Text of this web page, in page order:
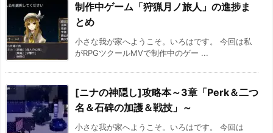
制作中ゲーム「狩猟月ノ旅人」の進捗ま
とめ
小さな我が家へようこそ。いろはです。 今回は私
がRPGツクールMVで制作中のゲー ...
[ニナの神隠し]攻略本～3章「Perk＆二つ
名＆石碑の加護＆戦技」～
小さな我が家へようこそ。いろはです。 今回は